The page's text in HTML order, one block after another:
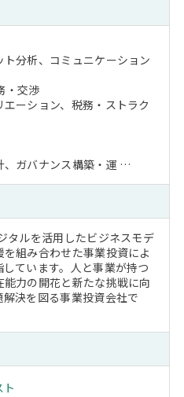
分析、コミュニケーション
・交渉
エーション、税務・ストラク
、ガバナンス構築・運 …
タルを活用したビジネスモデ
組み合わせた事業投資によ
ています。人と事業が持つ
力の開花と新たな挑戦に向
決を図る事業投資会社で